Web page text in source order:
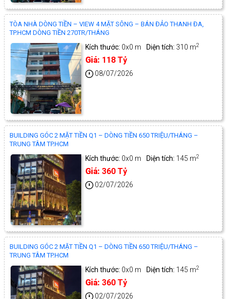
TÒA NHÀ DÒNG TIỀN – VIEW 4 MẶT SÔNG – BÁN ĐẢO THANH ĐA,
TP.HCM DÒNG TIỀN 270TR/THÁNG
Kích thước: 0x0 m Diện tích: 310 m2
Giá: 118 Tỷ
08/07/2026
BUILDING GÓC 2 MẶT TIỀN Q1 – DÒNG TIỀN 650 TRIỆU/THÁNG –
TRUNG TÂM TP.HCM
Kích thước: 0x0 m Diện tích: 145 m2
Giá: 360 Tỷ
02/07/2026
BUILDING GÓC 2 MẶT TIỀN Q1 – DÒNG TIỀN 650 TRIỆU/THÁNG –
TRUNG TÂM TP.HCM
Kích thước: 0x0 m Diện tích: 145 m2
Giá: 360 Tỷ
02/07/2026